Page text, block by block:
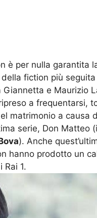
è per nulla garantita
fiction più seguita
Giannetta e Maurizio
a frequentarsi,
matrimonio a causa
serie, Don Matteo
). Anche
hanno prodotto un
1.